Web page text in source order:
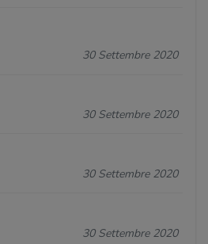
30 Settembre 2020
30 Settembre 2020
30 Settembre 2020
30 Settembre 2020